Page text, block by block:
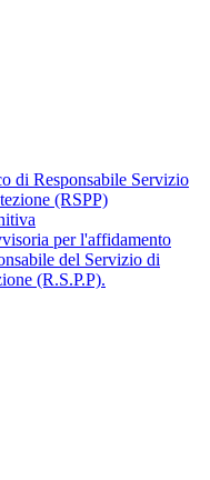
di Responsabile Servizio
(RSPP)
per l'affidamento
del Servizio di
(R.S.P.P).